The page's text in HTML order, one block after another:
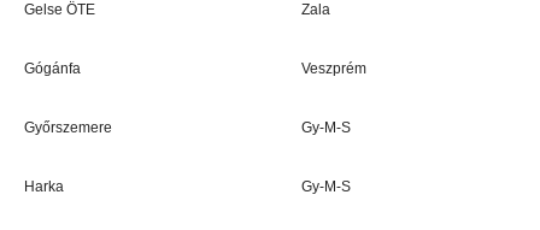
Gelse ÖTE Zala
Gógánfa Veszprém
Győrszemere Gy-M-S
Harka Gy-M-S